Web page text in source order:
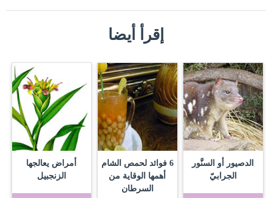
إقرأ أيضا
الدصيور أو السنَّور
الجرابيّ
6 فوائد لحمص الشام
أهمها الوقاية من
السرطان
أمراض يعالجها
الزنجبيل